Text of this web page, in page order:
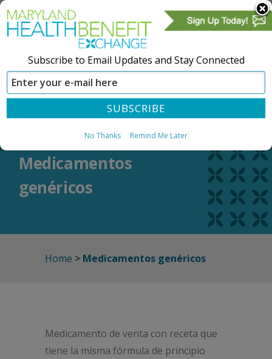
CREAR UNA CUENTA REGÍSTRESE
Medicamentos
genéricos
Home > Medicamentos genéricos
Medicamento de venta con receta que
tiene la misma fórmula de principio
Subscribe to Email Updates and Stay Connected
No Thanks Remind Me Later